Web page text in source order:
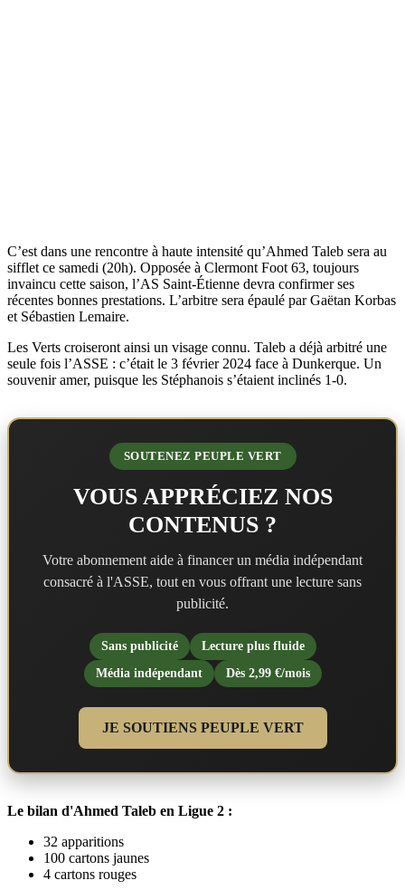
C’est dans une rencontre à haute intensité qu’Ahmed Taleb sera au
sifflet ce samedi (20h). Opposée à Clermont Foot 63, toujours
invaincu cette saison, l’AS Saint-Étienne devra confirmer ses
récentes bonnes prestations. L’arbitre sera épaulé par Gaëtan Korbas
et Sébastien Lemaire.
Les Verts croiseront ainsi un visage connu. Taleb a déjà arbitré une
seule fois l’ASSE : c’était le 3 février 2024 face à Dunkerque. Un
souvenir amer, puisque les Stéphanois s’étaient inclinés 1-0.
SOUTENEZ PEUPLE VERT
VOUS APPRÉCIEZ NOS
CONTENUS ?
Votre abonnement aide à financer un média indépendant
consacré à l'ASSE, tout en vous offrant une lecture sans
publicité.
Sans publicité
Lecture plus fluide
Média indépendant
Dès 2,99 €/mois
JE SOUTIENS PEUPLE VERT
Le bilan d'Ahmed Taleb en Ligue 2 :
32 apparitions
100 cartons jaunes
4 cartons rouges